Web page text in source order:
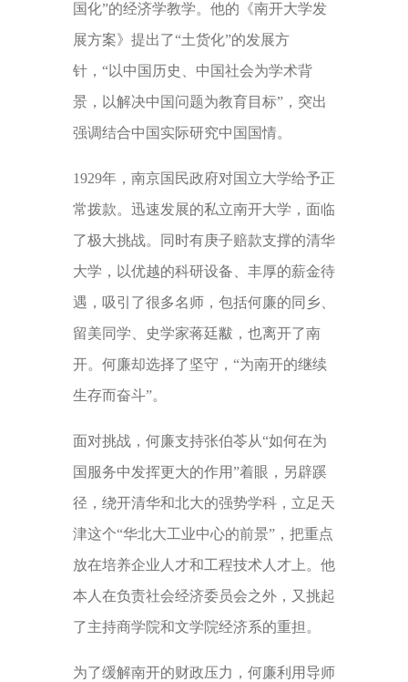
国化”的经济学教学。他的《南开大学发
展方案》提出了“土货化”的发展方
针，“以中国历史、中国社会为学术背
景，以解决中国问题为教育目标”，突出
强调结合中国实际研究中国国情。
1929年，南京国民政府对国立大学给予正
常拨款。迅速发展的私立南开大学，面临
了极大挑战。同时有庚子赔款支撑的清华
大学，以优越的科研设备、丰厚的薪金待
遇，吸引了很多名师，包括何廉的同乡、
留美同学、史学家蒋廷黻，也离开了南
开。何廉却选择了坚守，“为南开的继续
生存而奋斗”。
面对挑战，何廉支持张伯苓从“如何在为
国服务中发挥更大的作用”着眼，另辟蹊
径，绕开清华和北大的强势学科，立足天
津这个“华北大工业中心的前景”，把重点
放在培养企业人才和工程技术人才上。他
本人在负责社会经济委员会之外，又挑起
了主持商学院和文学院经济系的重担。
为了缓解南开的财政压力，何廉利用导师